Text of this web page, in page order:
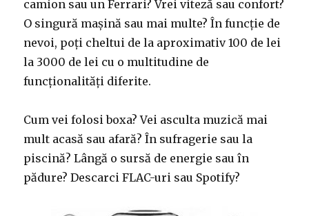
camion sau un Ferrari? Vrei viteză sau confort?
O singură mașină sau mai multe? În funcție de
nevoi, poți cheltui de la aproximativ 100 de lei
la 3000 de lei cu o multitudine de
funcționalități diferite.
Cum vei folosi boxa? Vei asculta muzică mai
mult acasă sau afară? În sufragerie sau la
piscină? Lângă o sursă de energie sau în
pădure? Descarci FLAC-uri sau Spotify?